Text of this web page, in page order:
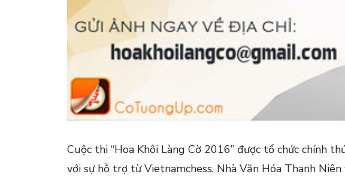
Cuộc thi “Hoa Khôi Làng Cờ 2016” được tổ chức chính
với sự hỗ trợ từ Vietnamchess, Nhà Văn Hóa Thanh